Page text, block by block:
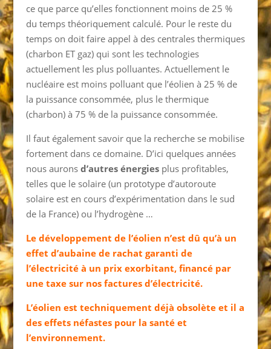
ce que parce qu’elles fonctionnent moins de 25 %
du temps théoriquement calculé. Pour le reste du
temps on doit faire appel à des centrales thermiques
(charbon ET gaz) qui sont les technologies
actuellement les plus polluantes. Actuellement le
nucléaire est moins polluant que l’éolien à 25 % de
la puissance consommée, plus le thermique
(charbon) à 75 % de la puissance consommée.
Il faut également savoir que la recherche se mobilise
fortement dans ce domaine. D’ici quelques années
nous aurons d’autres énergiesplus profitables,
telles que le solaire (un prototype d’autoroute
solaire est en cours d’expérimentation dans le sud
de la France) ou l’hydrogène …
Le développement de l’éolien n’est dû qu’à un
effet d’aubaine de rachat garanti de
l’électricitéà un prix exorbitant, financé par
une taxe sur nos factures d’électricité.
L’éolien est techniquement déjà obsolète et il a
des effets néfastes pour la santé et
l’environnement.